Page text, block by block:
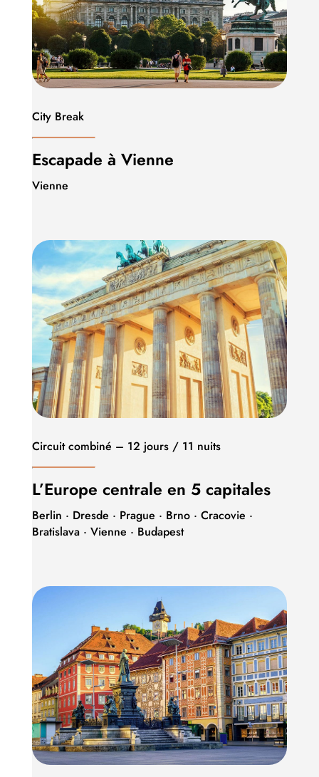
City Break
Escapade à Vienne
Vienne
Circuit combiné – 12 jours / 11 nuits
L’Europe centrale en 5 capitales
Berlin · Dresde · Prague · Brno · Cracovie ·
Bratislava · Vienne · Budapest